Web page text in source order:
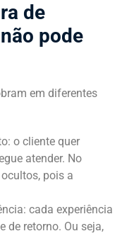
de
pode
em diferentes
o cliente quer
atender. No
pois a
cada experiência
de retorno. Ou seja,